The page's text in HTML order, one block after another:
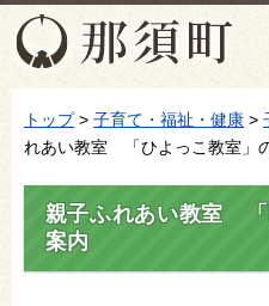
トップ> 子育て・福祉・健康 >
れあい教室 「ひよっこ教室」
親子ふれあい教室
案内